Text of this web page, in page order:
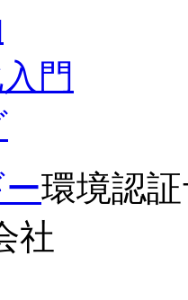
門
環境認
社